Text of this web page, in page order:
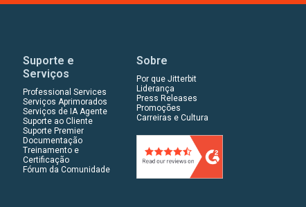
Suporte e
Serviços
Professional Services
Serviços Aprimorados
Serviços de IA Agente
Suporte ao Cliente
Suporte Premier
Documentação
Treinamento e
Certificação
Fórum da Comunidade
Sobre
Por que Jitterbit
Liderança
Press Releases
Promoções
Carreiras e Cultura